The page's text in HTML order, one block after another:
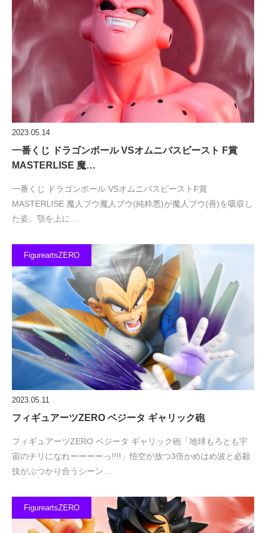
2023.05.14
一番くじ ドラゴンボール VSオムニバスビースト F賞
MASTERLISE 魔…
一番くじ ドラゴンボール VSオムニバスビーストF賞
MASTERLISE 魔人ブウ魔人ブウ(純粋悪)が魔人ブウ(善)を吸収し
た姿。顎を上に…
FigureartsZERO
2023.05.11
フィギュアーツZERO ベジータ ギャリック砲
フィギュアーツZERO ベジータ ギャリック砲「地球もろとも宇
宙のチリになれーーーーっ!!!!」悟空が放つ3倍かめはめ波と必殺
技がぶつかり合うシーン…
FigureartsZERO